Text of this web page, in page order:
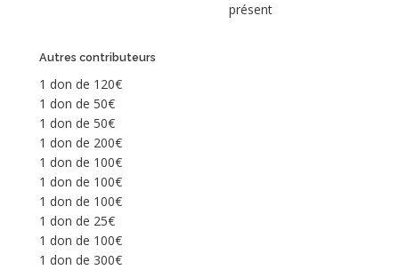
présent
Autres contributeurs
1 don de 120€
1 don de 50€
1 don de 50€
1 don de 200€
1 don de 100€
1 don de 100€
1 don de 100€
1 don de 25€
1 don de 100€
1 don de 300€